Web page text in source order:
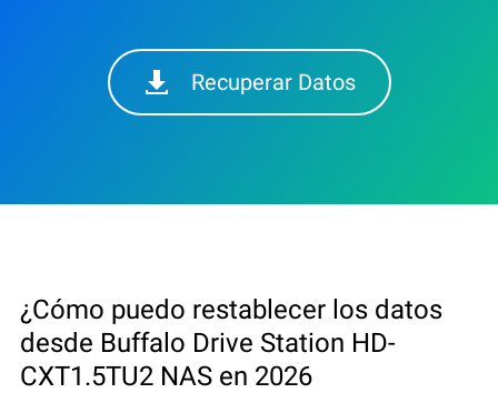
Recuperar Datos
¿Cómo puedo restablecer los datos
desde Buffalo Drive Station HD-
CXT1.5TU2 NAS en 2026